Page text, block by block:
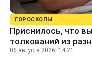
ГОРОСКОПЫ
Приснилось, что
толкований из
06 августа 2026, 14:21